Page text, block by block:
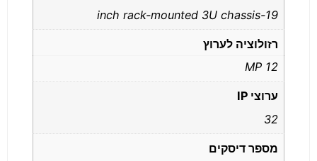
19-inch rack-mounted 3U chassis
רזולוציה לערוץ
12 MP
ערוצי IP
32
מספר דיסקים